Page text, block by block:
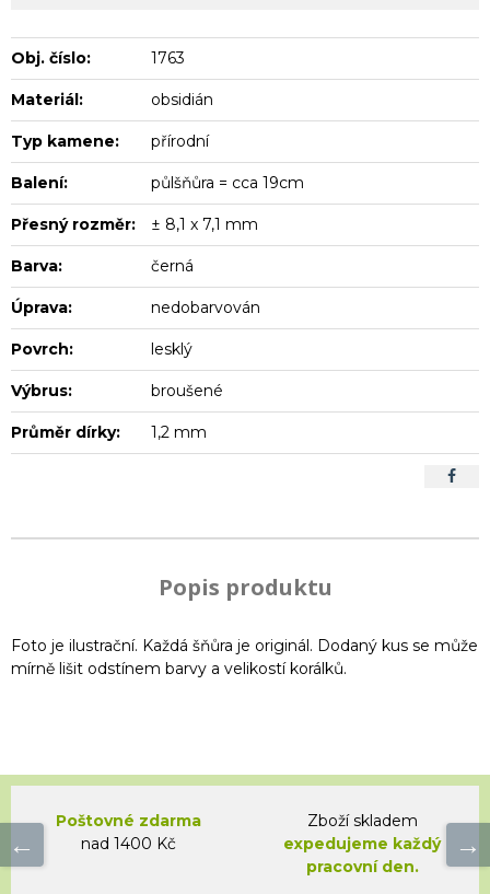
Obj. číslo: 1763
Materiál: obsidián
Typ kamene: přírodní
Balení: půlšňůra = cca 19cm
Přesný rozměr: ± 8,1 x 7,1 mm
Barva: černá
Úprava: nedobarvován
Povrch: lesklý
Výbrus: broušené
Průměr dírky: 1,2 mm
Popis produktu
Foto je ilustrační. Každá šňůra je originál. Dodaný kus se může
mírně lišit odstínem barvy a velikostí korálků.
Poštovné zdarma
nad 1400 Kč
Zboží skladem
expedujeme každý
pracovní den.